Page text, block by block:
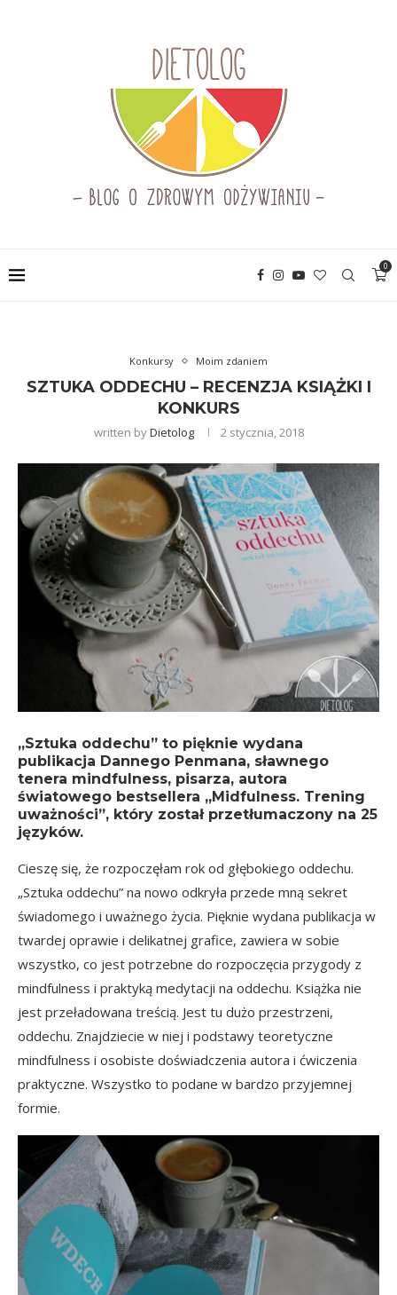
0
Konkursy Moim zdaniem
SZTUKA ODDECHU – RECENZJA KSIĄŻKI I
KONKURS
written byDietolog 2 stycznia, 2018
„Sztuka oddechu” to pięknie wydana
publikacja Dannego Penmana, sławnego
tenera mindfulness, pisarza, autora
światowego bestsellera „Midfulness. Trening
uważności”, który został przetłumaczony na 25
języków.
Cieszę się, że rozpoczęłam rok od głębokiego oddechu.
„Sztuka oddechu” na nowo odkryła przede mną sekret
świadomego i uważnego życia. Pięknie wydana publikacja w
twardej oprawie i delikatnej grafice, zawiera w sobie
wszystko, co jest potrzebne do rozpoczęcia przygody z
mindfulness i praktyką medytacji na oddechu. Książka nie
jest przeładowana treścią. Jest tu dużo przestrzeni,
oddechu. Znajdziecie w niej i podstawy teoretyczne
mindfulness i osobiste doświadczenia autora i ćwiczenia
praktyczne. Wszystko to podane w bardzo przyjemnej
formie.